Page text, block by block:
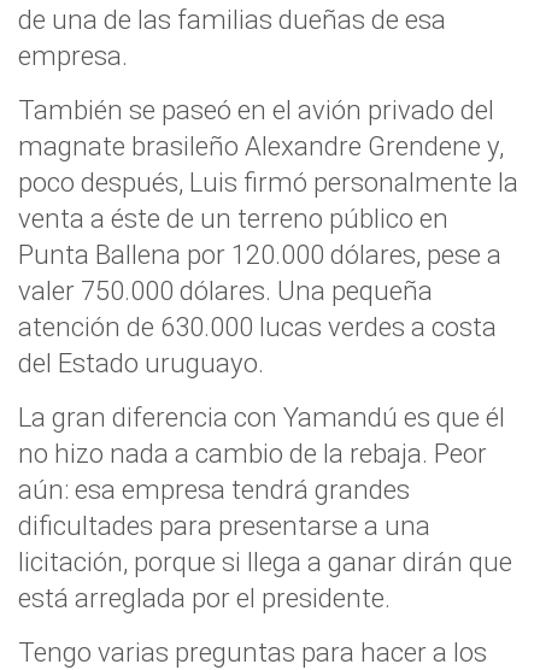
de una de las familias dueñas de esa
empresa.
También se paseó en el avión privado del
magnate brasileño Alexandre Grendene y,
poco después, Luis firmó personalmente la
venta a éste de un terreno público en
Punta Ballena por 120.000 dólares, pese a
valer 750.000 dólares. Una pequeña
atención de 630.000 lucas verdes a costa
del Estado uruguayo.
La gran diferencia con Yamandú es que él
no hizo nada a cambio de la rebaja. Peor
aún: esa empresa tendrá grandes
dificultades para presentarse a una
licitación, porque si llega a ganar dirán que
está arreglada por el presidente.
Tengo varias preguntas para hacer a los